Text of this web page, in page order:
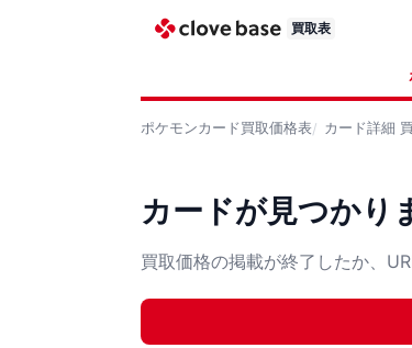
買取表
ポケモンカード買取価格表 カード詳細
カードが見つかり
買取価格の掲載が終了したか、